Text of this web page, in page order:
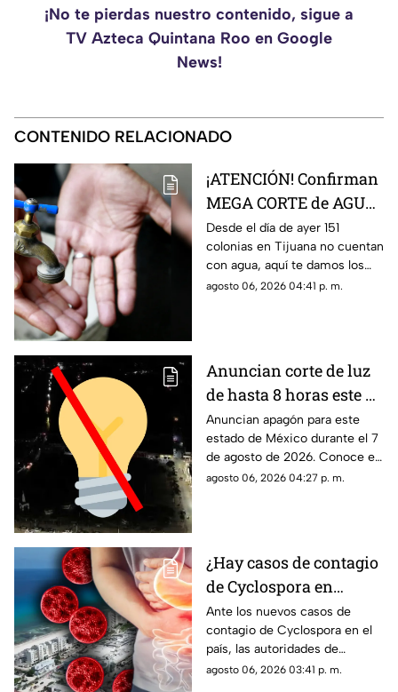
¡No te pierdas nuestro contenido, sigue a
TV Azteca Quintana Roo en Google
News!
CONTENIDO RELACIONADO
¡ATENCIÓN! Confirman
MEGA CORTE de AGUA
en más de 150 colonias,
aquí la lista completa
Desde el día de ayer 151
colonias en Tijuana no cuentan
con agua, aquí te damos los
detalles.
agosto 06, 2026 04:41 p. m.
Anuncian corte de luz
de hasta 8 horas este 7
de agosto de 2026: ¿A
qué hora inicia el
apagón y quiénes se
quedarán sin
Anuncian apagón para este
estado de México durante el 7
de agosto de 2026. Conoce el
horario y las colonias que se
agosto 06, 2026 04:27 p. m.
¿Hay casos de contagio
de Cyclospora en
Quintana Roo? Esto
dicen las autoridades
sobre los turistas
contagiados de
Ante los nuevos casos de
contagio de Cyclospora en el
país, las autoridades de
Quintana Roo informaron
agosto 06, 2026 03:41 p. m.